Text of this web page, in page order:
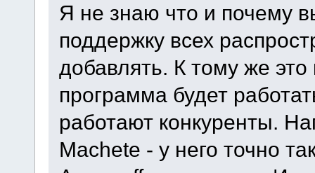
Я не знаю что и почему
поддержку всех
добавлять. К тому же
программа будет
работают конкуренты.
Machete - у него точно